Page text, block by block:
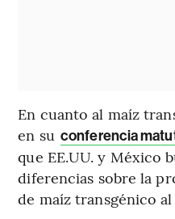
En cuanto al maíz
en su conferencia
que EE.UU. y México
diferencias sobre la
de maíz transgénico